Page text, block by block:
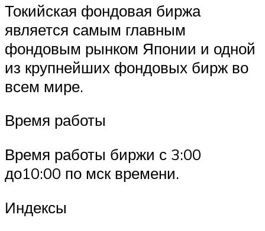
Токийская фондовая биржа
является самым главным
фондовым рынком Японии и одной
из крупнейших фондовых бирж во
всем мире.
Время работы
Время работы биржи с 3:00
до10:00 по мск времени.
Индексы